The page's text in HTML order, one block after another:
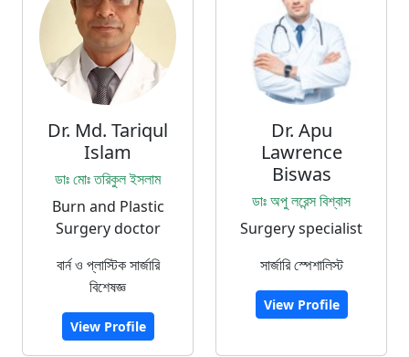
Dr. Md. Tariqul
Islam
ডাঃ মোঃ তরিকুল ইসলাম
Burn and Plastic
Surgery doctor
বার্ন ও প্লাস্টিক সার্জারি
বিশেষজ্ঞ
View Profile
Dr. Apu
Lawrence
Biswas
ডাঃ অপু লরেন্স বিশ্বাস
Surgery specialist
সার্জারি স্পেশালিস্ট
View Profile